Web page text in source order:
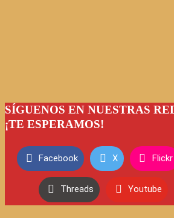
SÍGUENOS EN NUESTRAS
¡TE ESPERAMOS!
Facebook X Flickr
Threads Youtube